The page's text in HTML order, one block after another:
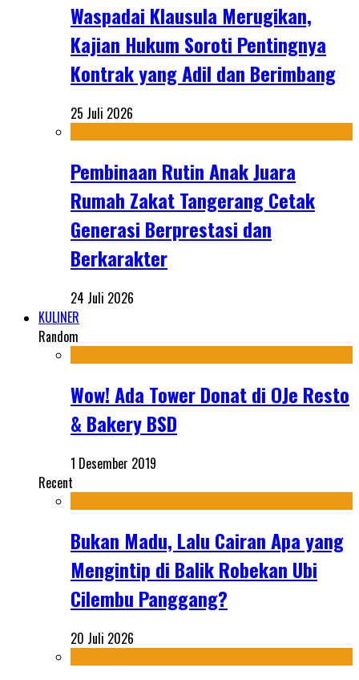
Waspadai Klausula Merugikan,
Kajian Hukum Soroti Pentingnya
Kontrak yang Adil dan Berimbang
25 Juli 2026
Pembinaan Rutin Anak Juara
Rumah Zakat Tangerang Cetak
Generasi Berprestasi dan
Berkarakter
24 Juli 2026
KULINER
Random
Wow! Ada Tower Donat di OJe Resto
& Bakery BSD
1 Desember 2019
Recent
Bukan Madu, Lalu Cairan Apa yang
Mengintip di Balik Robekan Ubi
Cilembu Panggang?
20 Juli 2026